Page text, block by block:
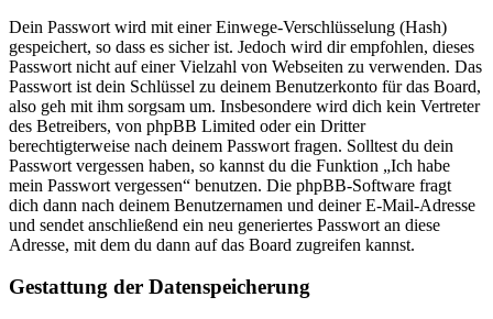
Dein Passwort wird mit einer Einwege-Verschlüsselung (Hash)
gespeichert, so dass es sicher ist. Jedoch wird dir empfohlen, dieses
Passwort nicht auf einer Vielzahl von Webseiten zu verwenden. Das
Passwort ist dein Schlüssel zu deinem Benutzerkonto für das Board,
also geh mit ihm sorgsam um. Insbesondere wird dich kein Vertreter
des Betreibers, von phpBB Limited oder ein Dritter
berechtigterweise nach deinem Passwort fragen. Solltest du dein
Passwort vergessen haben, so kannst du die Funktion „Ich habe
mein Passwort vergessen“ benutzen. Die phpBB-Software fragt
dich dann nach deinem Benutzernamen und deiner E-Mail-Adresse
und sendet anschließend ein neu generiertes Passwort an diese
Adresse, mit dem du dann auf das Board zugreifen kannst.
Gestattung der Datenspeicherung